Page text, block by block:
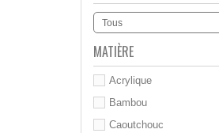
Tous
MATIÈRE
Acrylique
Bambou
Caoutchouc